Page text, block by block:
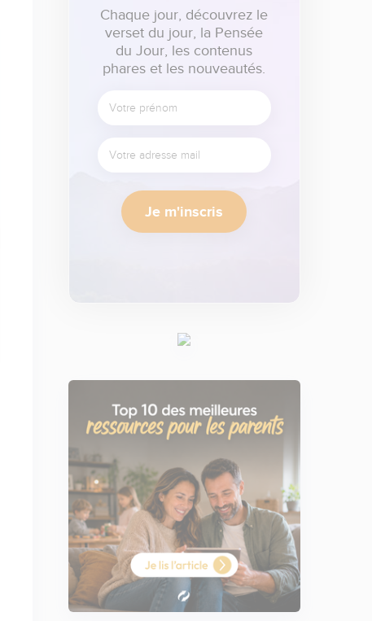
Chaque jour, découvrez le
verset du jour, la Pensée
du Jour, les contenus
phares et les nouveautés.
Je m'inscris